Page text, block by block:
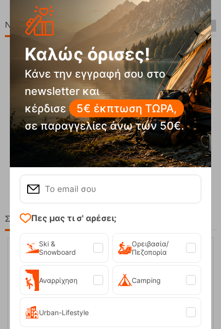
Νέες Παραλαβές
Compact Ocean Blue Τηλεσκοπικά Μπατόν Πεζ...
62,50 €
Στη ίδια Τιμή!
Καλώς όρισες!
Κάνε την εγγραφή σου στο
newsletter και
κέρδισε
5€ έκπτωση ΤΩΡΑ,
σε παραγγελίες άνω των 50€.
Πες μας τι σ' αρέσει;
Ski &
Snowboard
Ορειβασία/
Πεζοπορία
Αναρρίχηση Camping
Urban-Lifestyle